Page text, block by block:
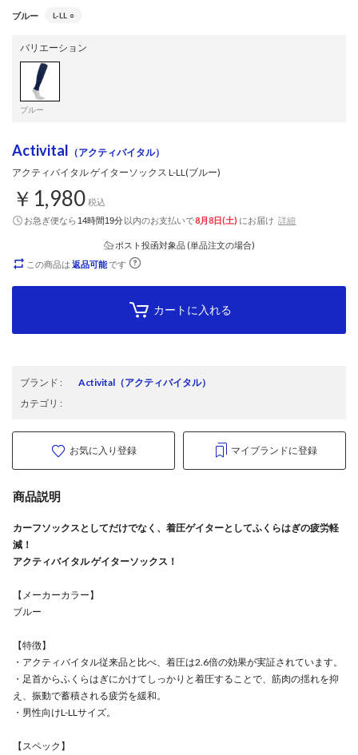
ブルー L-LL ○
バリエーション
ブルー
Activital （アクティバイタル）
アクティバイタル ゲイターソックス L-LL(ブルー)
￥1,980 税込
お急ぎ便なら 14時間19分以内のお支払いで8月8日(土) にお届け 詳細
ポスト投函対象品 (単品注文の場合)
この商品は 返品可能です
カートに入れる
ブランド : Activital （アクティバイタル）
カテゴリ :
お気に入り登録 マイブランドに登録
商品説明
カーフソックスとしてだけでなく、着圧ゲイターとしてふくらはぎの疲労軽
減！
アクティバイタル ゲイターソックス！
【メーカーカラー】
ブルー
【特徴】
・アクティバイタル従来品と比べ、着圧は2.6倍の効果が実証されています。
・足首からふくらはぎにかけてしっかりと着圧することで、筋肉の揺れを抑
え、振動で蓄積される疲労を緩和。
・男性向けL-LLサイズ。
【スペック】